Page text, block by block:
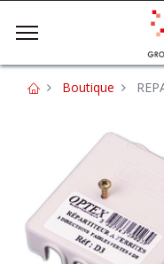
Boutique